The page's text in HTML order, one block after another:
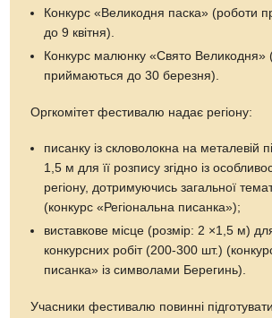
Конкурс «Великодня паска» (роботи
до 9 квітня).
Конкурс малюнку «Свято Великодня»
приймаються до 30 березня).
Оргкомітет фестивалю надає регіону:
писанку із скловолокна на металевій
1,5 м для її розпису згідно із
регіону, дотримуючись загальної
(конкурс «Регіональна писанка»);
виставкове місце (розмір: 2 ×1,5 м)
конкурсних робіт (200-300 шт.)
писанка» із символами Берегинь).
Учасники фестивалю повинні